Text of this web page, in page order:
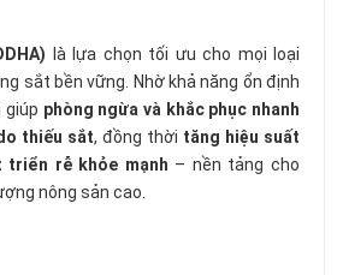
là lựa chọn tối ưu cho mọi loại
sắt bền vững. Nhờ khả năng ổn định
giúp phòng ngừa và khắc phục nhanh
thiếu sắt, đồng thời tăng hiệu suất
triển rễ khỏe mạnh – nền tảng cho
nông sản cao.